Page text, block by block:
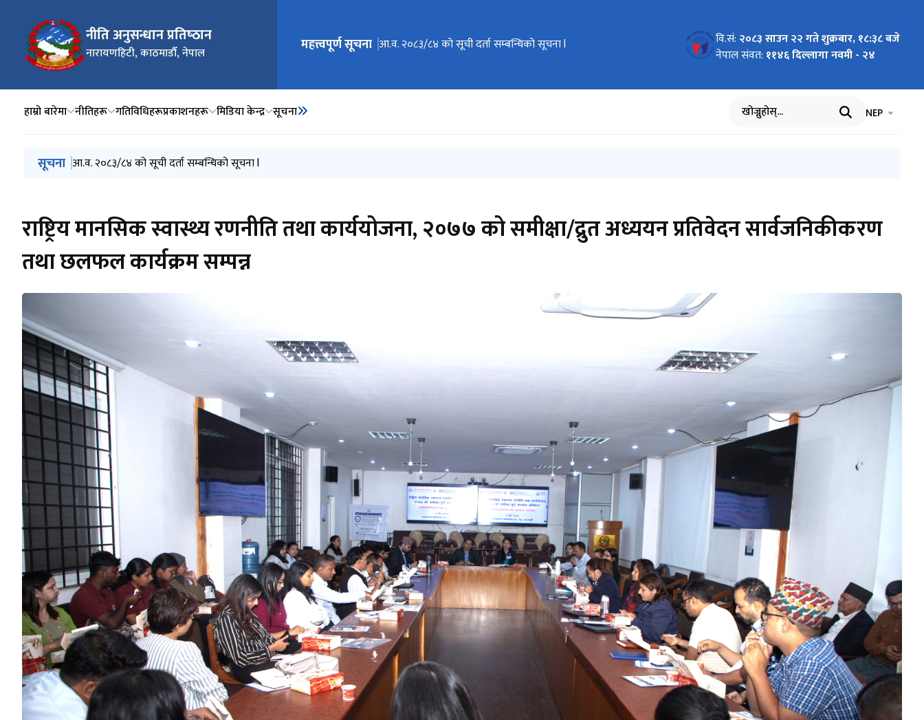
नीति अनुसन्धान प्रतिष्‍ठान
नारायणहिटी, काठमाडौँ, नेपाल
मुख्य नेभिगेसनमा जानुहोस्
महत्त्वपूर्ण सूचना आ.व. २०८३/८४ को सूची दर्ता सम्बन्धिको सूचना l वि.सं: २०८३ साउन २२ गते शुक्रबार, १८:३८ बजे
नेपाल संवत: ११४६ दिल्लागा नवमी - २४
हाम्रो बारेमा नीतिहरू गतिविधिहरूप्रकाशनहरू मिडिया केन्द्र सूचना खोज्नुहोस् भाषा चयन
NEP
मुख्य नेभिगेसनमा जानुहोस्
सूचना आ.व. २०८३/८४ को सूची दर्ता सम्बन्धिको सूचना l
राष्ट्रिय मानसिक स्वास्थ्य रणनीति तथा कार्ययोजना, २०७७ को समीक्षा/द्रुत अध्ययन प्रतिवेदन सार्वजनिकीकरण
तथा छलफल कार्यक्रम सम्पन्न